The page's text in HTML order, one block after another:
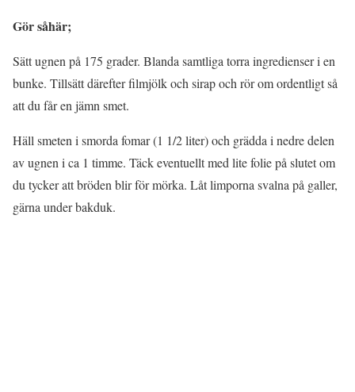
Gör såhär;
Sätt ugnen på 175 grader. Blanda samtliga torra ingredienser i en
bunke. Tillsätt därefter filmjölk och sirap och rör om ordentligt så
att du får en jämn smet.
Häll smeten i smorda fomar (1 1/2 liter) och grädda i nedre delen
av ugnen i ca 1 timme. Täck eventuellt med lite folie på slutet om
du tycker att bröden blir för mörka. Låt limporna svalna på galler,
gärna under bakduk.